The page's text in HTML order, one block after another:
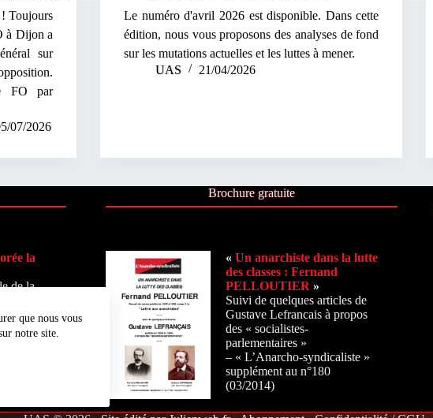
que nous vous
notre site.
Toujours
à Dijon a
sur
FO par
07/2026
Le numéro d'avril 2026 est disponible. Dans cette
édition, nous vous proposons des analyses de fond
sur les mutations actuelles et les luttes à mener.
UAS
21/04/2026
la
de la
de la
16
Brochure gratuite
« Un anarchiste dans la lutte
des classes : Fernand
PELLOUTIER »
Suivi de quelques articles de
Gustave Lefrancais à propos
des « socialistes-
parlementaires »
– « L’Anarcho-syndicaliste »
supplément au n°180
(03/2014)